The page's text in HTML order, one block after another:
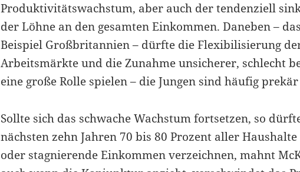
Produktivitätswachstum, aber auch der tendenziell
der Löhne an den gesamten Einkommen. Daneben –
Beispiel Großbritannien – dürfte die Flexibilisierung
Arbeitsmärkte und die Zunahme unsicherer, schlecht
eine große Rolle spielen – die Jungen sind häufig
Sollte sich das schwache Wachstum fortsetzen, so
nächsten zehn Jahren 70 bis 80 Prozent aller
oder stagnierende Einkommen verzeichnen, mahnt